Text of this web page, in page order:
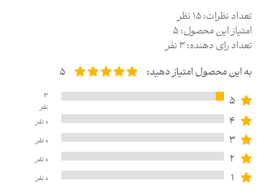
تعداد نظرات:15نظر
امتیاز این محصول:5
تعداد رای دهنده:3نفر
به این محصول امتیاز دهید:
5
5
3
نفر
4
0نفر
3
0نفر
2
0نفر
1
0نفر